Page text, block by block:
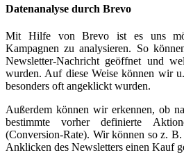
Datenanalyse durch Brevo
Mit Hilfe von Brevo ist es uns
Kampagnen zu analysieren. So
Newsletter-Nachricht geöffnet und
wurden. Auf diese Weise können wir
besonders oft angeklickt wurden.
Außerdem können wir erkennen, ob
bestimmte vorher definierte
(Conversion-Rate). Wir können so z.
Anklicken des Newsletters einen Kauf